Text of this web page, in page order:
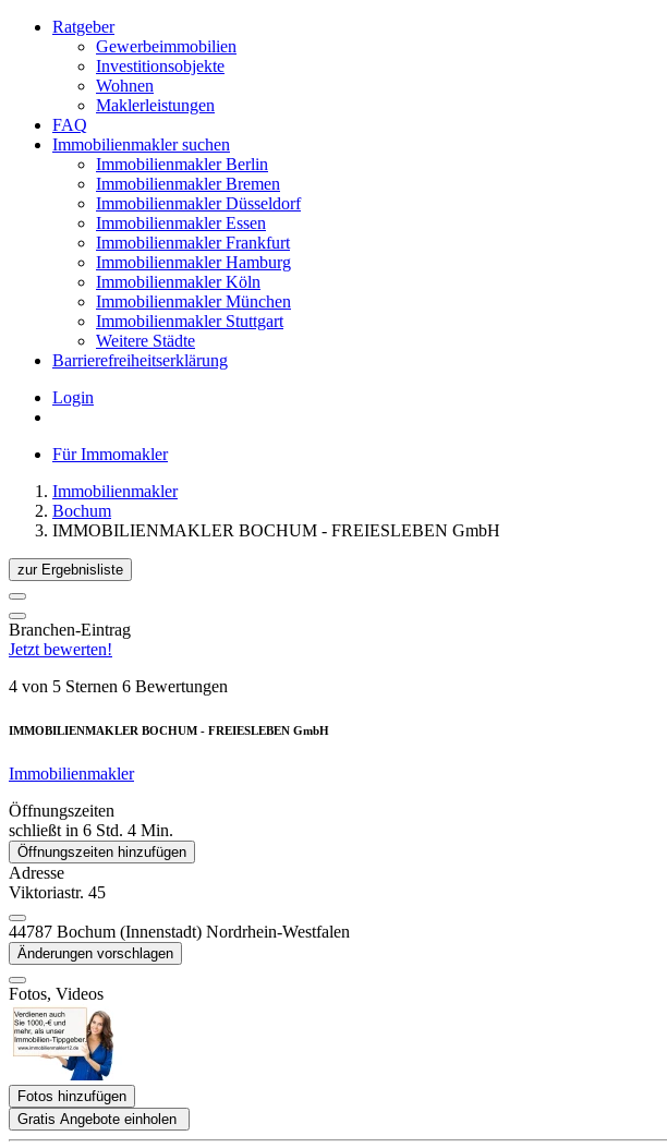
Ratgeber
Gewerbeimmobilien
Investitionsobjekte
Wohnen
Maklerleistungen
FAQ
Immobilienmakler suchen
Immobilienmakler Berlin
Immobilienmakler Bremen
Immobilienmakler Düsseldorf
Immobilienmakler Essen
Immobilienmakler Frankfurt
Immobilienmakler Hamburg
Immobilienmakler Köln
Immobilienmakler München
Immobilienmakler Stuttgart
Weitere Städte
Barrierefreiheitserklärung
Login
Für Immomakler
Immobilienmakler
Bochum
IMMOBILIENMAKLER BOCHUM - FREIESLEBEN GmbH
zurErgebnisliste
Branchen-Eintrag
Jetzt bewerten!
4 von 5 Sternen 6 Bewertungen
IMMOBILIENMAKLER BOCHUM - FREIESLEBEN GmbH
Immobilienmakler
Öffnungszeiten
schließt in 6 Std. 4 Min.
Öffnungszeiten hinzufügen
Adresse
Viktoriastr. 45
44787 Bochum (Innenstadt) Nordrhein-Westfalen
Änderungen vorschlagen
Fotos, Videos
Fotos hinzufügen
Gratis Angebote einholen